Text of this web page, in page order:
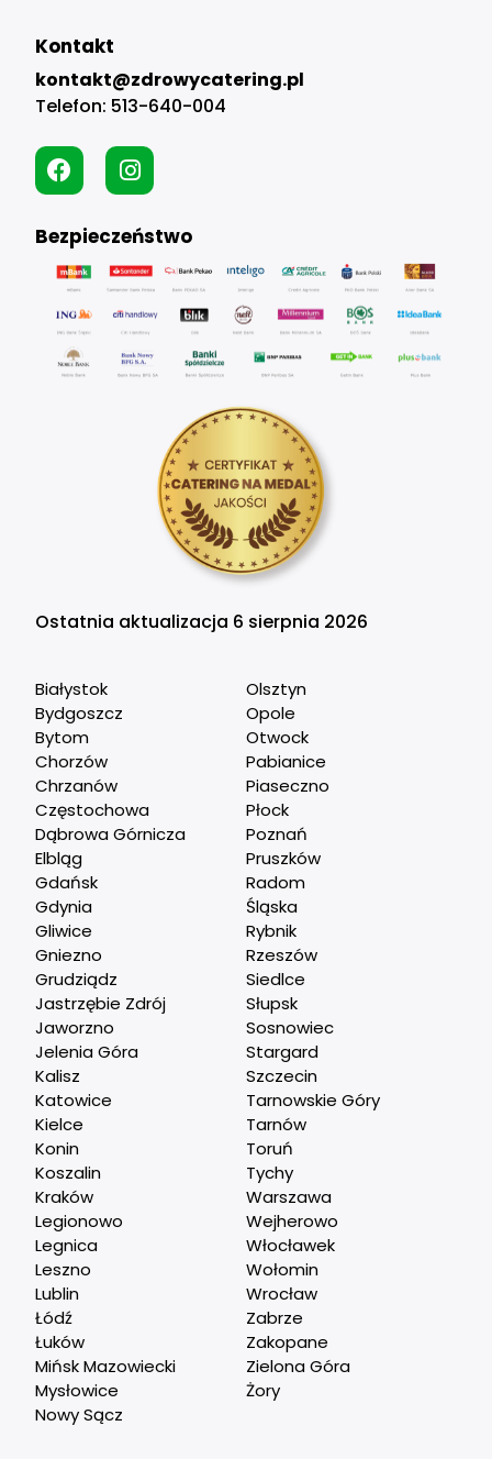
Kontakt
kontakt@zdrowycatering.pl
Telefon: 513-640-004
Bezpieczeństwo
Ostatnia aktualizacja 6 sierpnia 2026
Białystok
Bydgoszcz
Bytom
Chorzów
Chrzanów
Częstochowa
Dąbrowa Górnicza
Elbląg
Gdańsk
Gdynia
Gliwice
Gniezno
Grudziądz
Jastrzębie Zdrój
Jaworzno
Jelenia Góra
Kalisz
Katowice
Kielce
Konin
Koszalin
Kraków
Legionowo
Legnica
Leszno
Lublin
Łódź
Łuków
Mińsk Mazowiecki
Mysłowice
Nowy Sącz
Olsztyn
Opole
Otwock
Pabianice
Piaseczno
Płock
Poznań
Pruszków
Radom
Śląska
Rybnik
Rzeszów
Siedlce
Słupsk
Sosnowiec
Stargard
Szczecin
Tarnowskie Góry
Tarnów
Toruń
Tychy
Warszawa
Wejherowo
Włocławek
Wołomin
Wrocław
Zabrze
Zakopane
Zielona Góra
Żory